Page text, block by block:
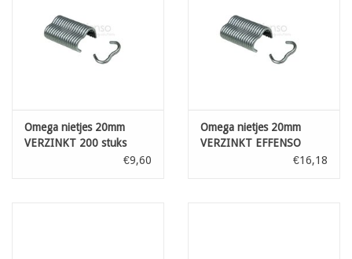
Omega nietjes 20mm
VERZINKT 200 stuks
€9,60
Omega nietjes 20mm
VERZINKT EFFENSO
€16,18